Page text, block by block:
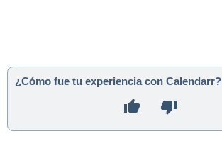
¿Cómo fue tu experiencia con Calendarr?